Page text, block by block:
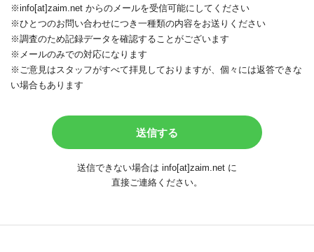
※info[at]zaim.net からのメールを受信可能にしてください
※ひとつのお問い合わせにつき一種類の内容をお送りください
※調査のため記録データを確認することがございます
※メールのみでの対応になります
※ご意見はスタッフがすべて拝見しておりますが、個々には返答できな
い場合もあります
送信できない場合は info[at]zaim.net に
直接ご連絡ください。